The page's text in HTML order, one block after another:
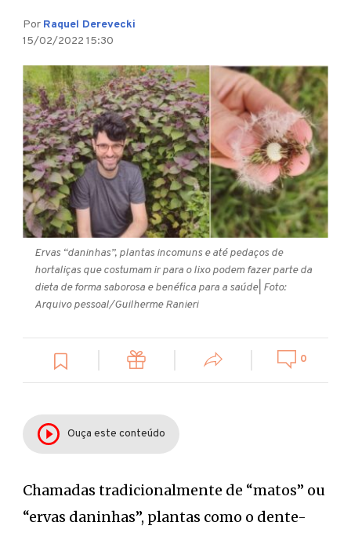
Por Raquel Derevecki
15/02/2022 15:30
Ervas “daninhas”, plantas incomuns e até pedaços de
hortaliças que costumam ir para o lixo podem fazer parte da
dieta de forma saborosa e benéfica para a saúde| Foto:
Arquivo pessoal/Guilherme Ranieri
0
Ouça este conteúdo
Chamadas tradicionalmente de “matos” ou
“ervas daninhas”, plantas como o dente-